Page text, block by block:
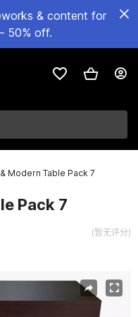
& content for
50% off.
Modern Table Pack 7
Pack 7
(暂无评分)